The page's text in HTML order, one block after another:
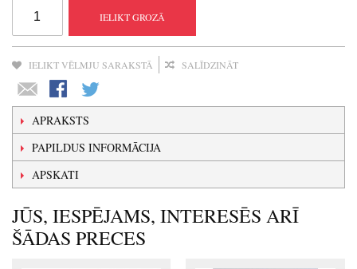
IELIKT GROZĀ
IELIKT VĒLMJU SARAKSTĀ SALĪDZINĀT
APRAKSTS
PAPILDUS INFORMĀCIJA
APSKATI
JŪS, IESPĒJAMS, INTERESĒS ARĪ
ŠĀDAS PRECES